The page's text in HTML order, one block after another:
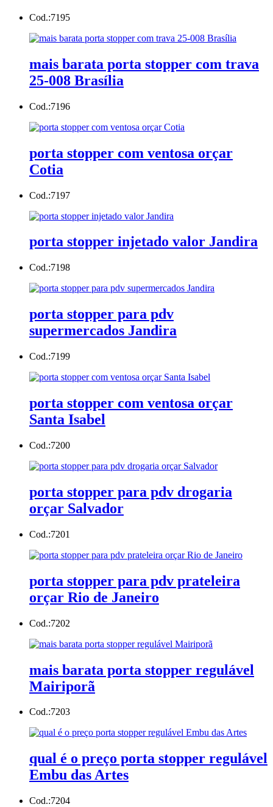
Cod.:7195
mais barata porta stopper com trava
25-008 Brasília
Cod.:7196
porta stopper com ventosa orçar
Cotia
Cod.:7197
porta stopper injetado valor Jandira
Cod.:7198
porta stopper para pdv
supermercados Jandira
Cod.:7199
porta stopper com ventosa orçar
Santa Isabel
Cod.:7200
porta stopper para pdv drogaria
orçar Salvador
Cod.:7201
porta stopper para pdv prateleira
orçar Rio de Janeiro
Cod.:7202
mais barata porta stopper regulável
Mairiporã
Cod.:7203
qual é o preço porta stopper regulável
Embu das Artes
Cod.:7204